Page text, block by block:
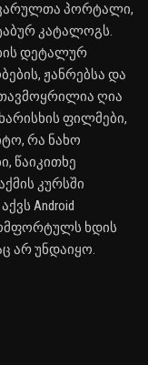
პორტალი,
კატალოგს.
დეტალურ
ჟანრებსა და
ღია
ფილმები,
რა ნახო
წაიკითხე
კურსში
Android
ხდის
არ უნდაიყო.